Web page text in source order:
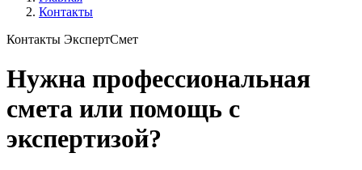
Контакты
Контакты ЭкспертСмет
Нужна профессиональная
смета или помощь с
экспертизой?